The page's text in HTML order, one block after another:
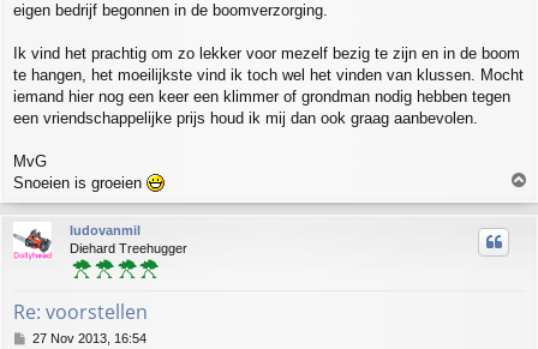
eigen bedrijf begonnen in de boomverzorging.
Ik vind het prachtig om zo lekker voor mezelf bezig te zijn en in de boom
te hangen, het moeilijkste vind ik toch wel het vinden van klussen. Mocht
iemand hier nog een keer een klimmer of grondman nodig hebben tegen
een vriendschappelijke prijs houd ik mij dan ook graag aanbevolen.
MvG
Snoeien is groeien
o
p
ludovanmil
Diehard Treehugger
Re: voorstellen
P27 Nov 2013, 16:54